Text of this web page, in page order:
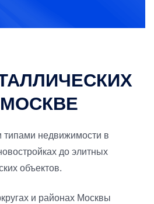
недвижимости в
до элитных
объектов.
и районах Москвы